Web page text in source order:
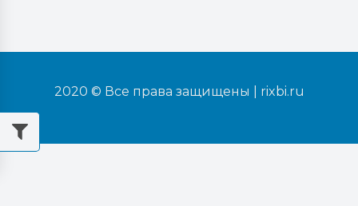
2020 © Все права защищены | rixbi.ru